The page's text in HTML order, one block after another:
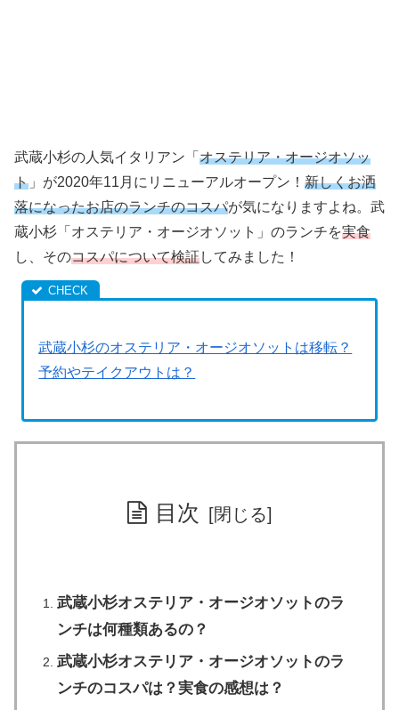
武蔵小杉の人気イタリアン「 オステリア・オージオソッ
ト 」が2020年11月にリニューアルオープン！ 新しくお洒
落になったお店のランチのコスパが気になりますよね。武
蔵小杉「オステリア・オージオソット」のランチを実食
し、そのコスパについて検証してみました！
武蔵小杉のオステリア・オージオソットは移転？
予約やテイクアウトは？
目次
武蔵小杉オステリア・オージオソットのラ
ンチは何種類あるの？
武蔵小杉オステリア・オージオソットのラ
ンチのコスパは？実食の感想は？